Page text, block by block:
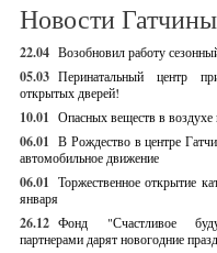
Новости Гатчины
22.04 Возобновил работу
05.03 Перинатальный центр
открытых дверей!
10.01 Опасных веществ в воздухе
06.01 В Рождество в центре
автомобильное движение
06.01 Торжественное открытие
января
26.12 Фонд "Счастливое
партнерами дарят новогодние